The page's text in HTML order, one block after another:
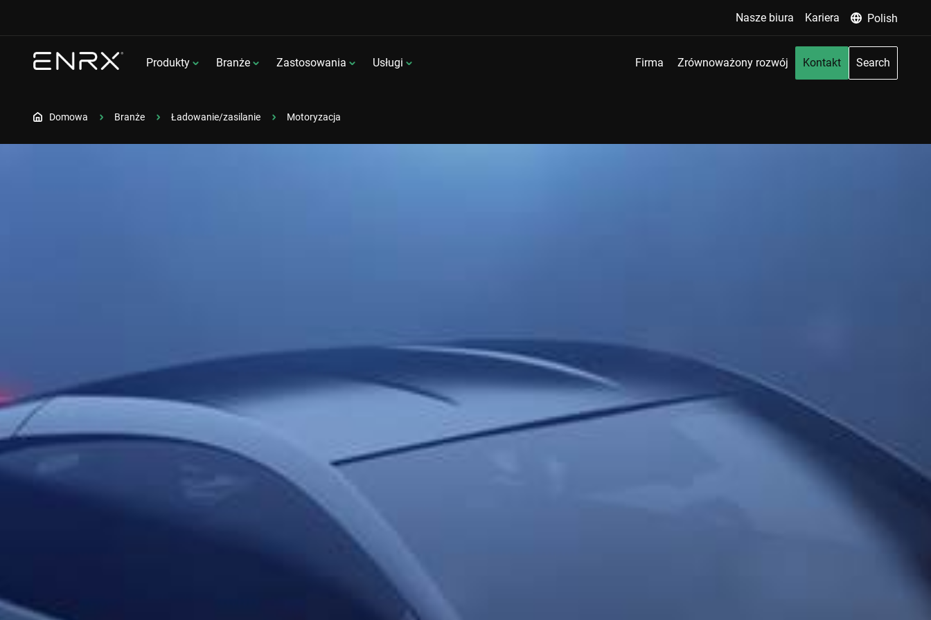
Nasze biura Kariera Polish
Produkty Branże Zastosowania Usługi Firma Zrównoważony rozwój Kontakt Search
Domowa Branże Ładowanie/zasilanie Motoryzacja